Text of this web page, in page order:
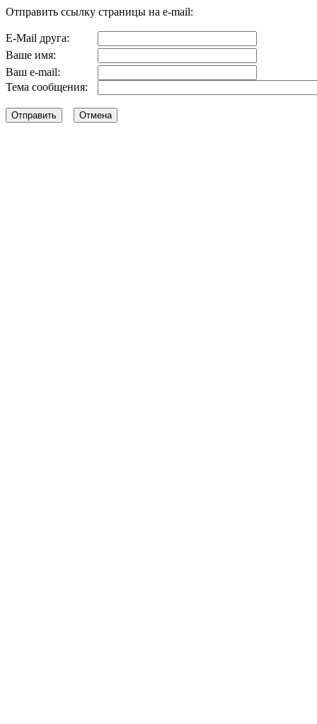
Отправить ссылку страницы на e-mail:
E-Mail друга:
Ваше имя:
Ваш e-mail:
Тема сообщения: